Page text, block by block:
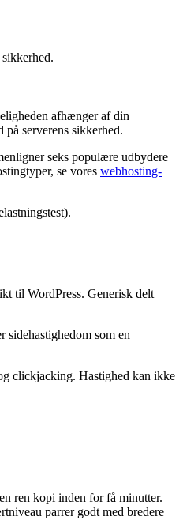
afhænger af din
serverens sikkerhed.
seks populære udbydere
se vores webhosting-
til WordPress. Generisk delt
som en
clickjacking. Hastighed kan ikke
ren kopi inden for få minutter.
parrer godt med bredere